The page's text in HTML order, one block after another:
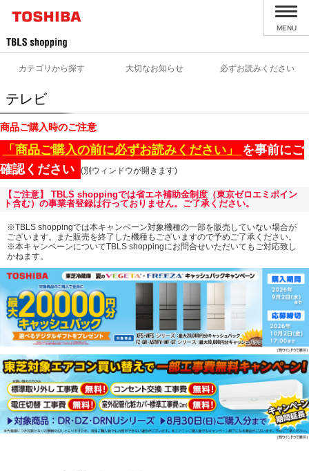
MENU
カテゴリから探す 大切なお知らせ 必ずお読みください
テレビ
商品ご購入時のご注意
「商品ご購入の前に必ずお読みください」 を事前にご
確認ください
(別ウィンドウが開きます)
【ご注意】 TBLS shoppingでは省エネ補助金制度（東京ゼロエミポイン
ト含む）の事業者登録は行っておりません。ご了承ください。
※TBLS shoppingでは本キャンペーン対象機種の一部を販売していない場合が
ございます。また販売を終了した機種もございますので予めご了承ください。
※本キャンペーンについてTBLS shoppingにお問合せいただいてもご対応致し
かねます。